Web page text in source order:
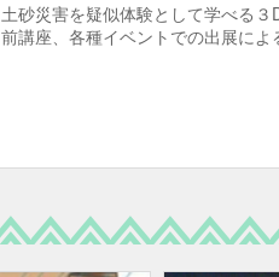
土砂災害を疑似体験として学べる
前講座、各種イベントでの出展によ